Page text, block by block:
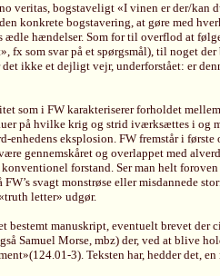
bogstaveligt «I vinen er der/kan
bogstavering, at gøre med
hændelser. Som for til overflod at
som svar på et spørgsmål), til noget
ikke et dejligt vejr, underforstået: er
som i FW karakteriserer forholdet
på hvilke krig og strid iværksættes i og
eksplosion. FW fremstår i
gennemskåret og overlappet med
forstand. Ser man helt
svagt monstrøse eller misdannede
letter» udgør.
manuskript, eventuelt brevet
Samuel Morse, mbz) der, ved at
3). Teksten har, hedder det,